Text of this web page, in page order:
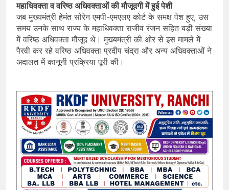
महाधिवक्ता व वरिष्ठ अधिवक्ताओं की मौजूदगी में हुई पेशी
जब मुख्यमंत्री हेमंत सोरेन एमपी-एमएलए कोर्ट के समक्ष पेश हुए, उस
समय उनके साथ राज्य के महाधिवक्ता राजीव रंजन सहित बड़ी संख्या
में वरिष्ठ अधिवक्ता मौजूद थे। मुख्यमंत्री की ओर से इस मामले में
पैरवी कर रहे वरिष्ठ अधिवक्ता प्रदीप चंद्रा और अन्य अधिवक्ताओं ने
अदालत में कानूनी प्रक्रिया पूरी की।